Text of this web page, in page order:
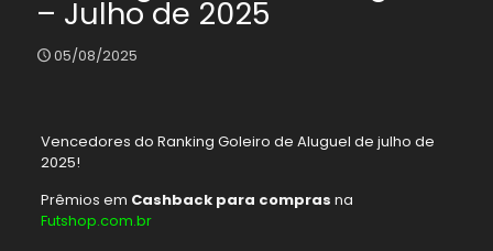
– Julho de 2025
05/08/2025
Vencedores do Ranking Goleiro de Aluguel de julho de
2025!
Prêmios em Cashback para compras na
Futshop.com.br